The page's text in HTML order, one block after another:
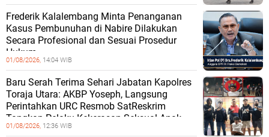
Frederik Kalalembang Minta Penanganan
Kasus Pembunuhan di Nabire Dilakukan
Secara Profesional dan Sesuai Prosedur
Hukum
01/08/2026, 14:04 WIB
Baru Serah Terima Sehari Jabatan Kapolres
Toraja Utara: AKBP Yoseph, Langsung
Perintahkan URC Resmob SatReskrim
Tangkap Pelaku Kekerasan Seksual Anak
01/08/2026, 12:36 WIB